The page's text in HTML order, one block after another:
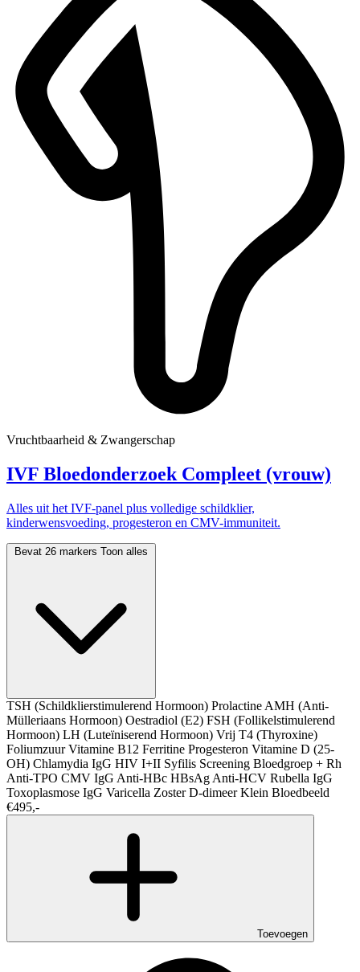
Vruchtbaarheid & Zwangerschap
IVF Bloedonderzoek Compleet (vrouw)
Alles uit het IVF-panel plus volledige schildklier,
kinderwensvoeding, progesteron en CMV-immuniteit.
Bevat 26 markers Toon alles
TSH (Schildklierstimulerend Hormoon) Prolactine AMH (Anti-
Mülleriaans Hormoon) Oestradiol (E2) FSH (Follikelstimulerend
Hormoon) LH (Luteïniserend Hormoon) Vrij T4 (Thyroxine)
FoliumzuurVitamine B12 Ferritine Progesteron Vitamine D (25-
OH) Chlamydia IgG HIV I+II Syfilis Screening Bloedgroep + Rh
Anti-TPO CMV IgG Anti-HBc HBsAg Anti-HCV Rubella IgG
Toxoplasmose IgG Varicella ZosterD-dimeerKlein Bloedbeeld
€495,-
Toevoegen